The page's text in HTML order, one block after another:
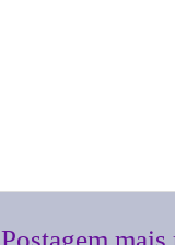
Postagem mais